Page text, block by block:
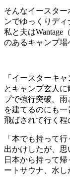
そんなイースタ
ンでゆっくりディ
私と夫はWantage
のあるキャンプ場
「イースターキ
とキャンプ玄人
プで強行突破。
を建てるのにも
飛ばされて行く程
「本でも持って
出かけしたが、
日本から持って
ートサウナ、水